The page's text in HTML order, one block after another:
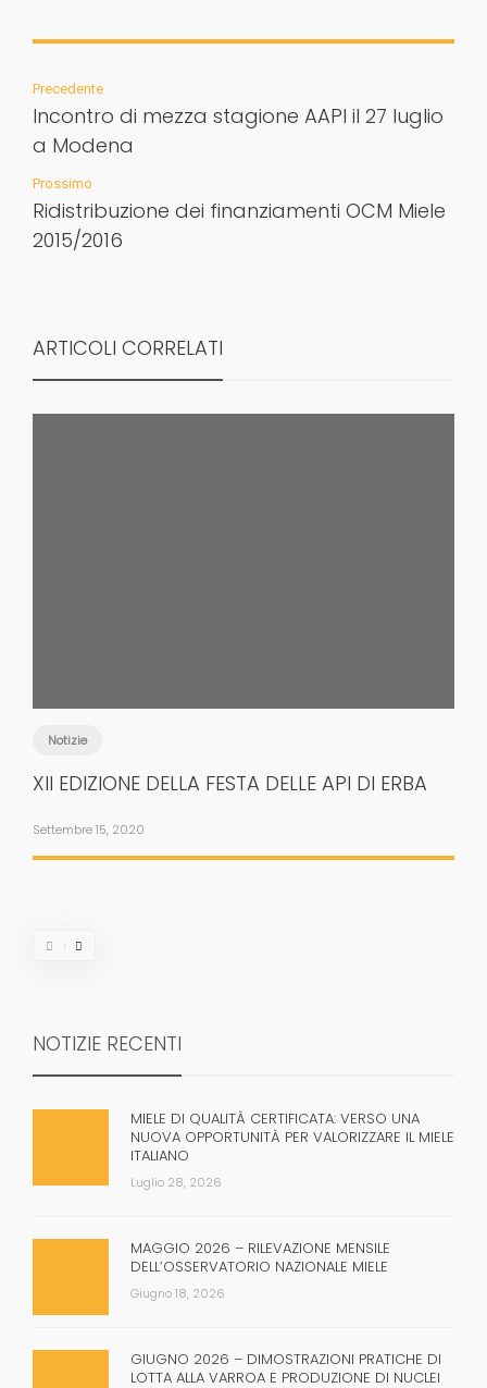
Precedente
Incontro di mezza stagione AAPI il 27 luglio
a Modena
Prossimo
Ridistribuzione dei finanziamenti OCM Miele
2015/2016
ARTICOLI CORRELATI
Notizie
XII EDIZIONE DELLA FESTA DELLE API DI ERBA
Settembre 15, 2020
NOTIZIE RECENTI
MIELE DI QUALITÀ CERTIFICATA: VERSO UNA
NUOVA OPPORTUNITÀ PER VALORIZZARE IL MIELE
ITALIANO
Luglio 28, 2026
MAGGIO 2026 – RILEVAZIONE MENSILE
DELL’OSSERVATORIO NAZIONALE MIELE
Giugno 18, 2026
GIUGNO 2026 – DIMOSTRAZIONI PRATICHE DI
LOTTA ALLA VARROA E PRODUZIONE DI NUCLEI